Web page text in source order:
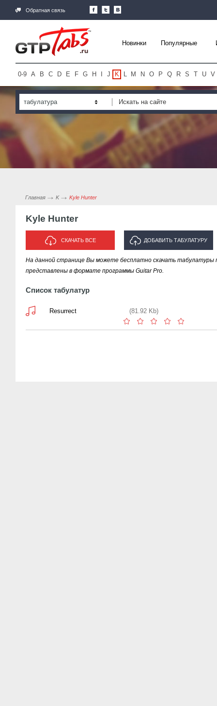
Обратная связь
Новинки Популярные
0-9 A B C D E F G H J K L M N O P Q R S T U V
табулатура
Главная K Kyle Hunter
Kyle Hunter
СКАЧАТЬ ВСЕ ДОБАВИТЬ ТАБУЛАТУРУ
ИСПОЛНИТЕЛЯ "KYLE HUNTER"
На данной странице Вы можете бесплатно скачать табулатуры
представлены в формате программы Guitar Pro.
Список табулатур
Resurrect (81.92 Kb)